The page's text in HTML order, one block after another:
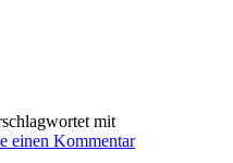
mit
einen Kommentarzu